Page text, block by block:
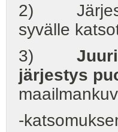
2)
syvälle
3)
järjestys
-